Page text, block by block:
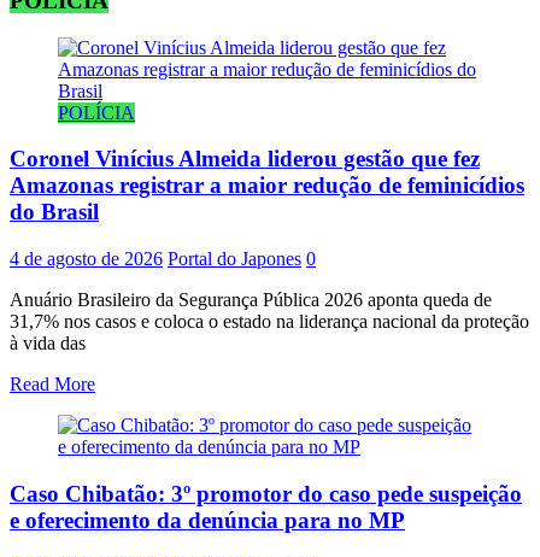
POLÍCIA
Coronel Vinícius Almeida liderou gestão que fez
Amazonas registrar a maior redução de feminicídios
do Brasil
4 de agosto de 2026 Portal do Japones 0
Anuário Brasileiro da Segurança Pública 2026 aponta queda de
31,7% nos casos e coloca o estado na liderança nacional da proteção
à vida das
Read More
Caso Chibatão: 3º promotor do caso pede suspeição
e oferecimento da denúncia para no MP